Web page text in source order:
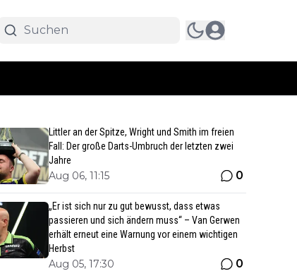
Littler an der Spitze, Wright und Smith im freien
Fall: Der große Darts-Umbruch der letzten zwei
Jahre
Aug 06, 11:15 0
„Er ist sich nur zu gut bewusst, dass etwas
passieren und sich ändern muss“ – Van Gerwen
erhält erneut eine Warnung vor einem wichtigen
Herbst
Aug 05, 17:30 0